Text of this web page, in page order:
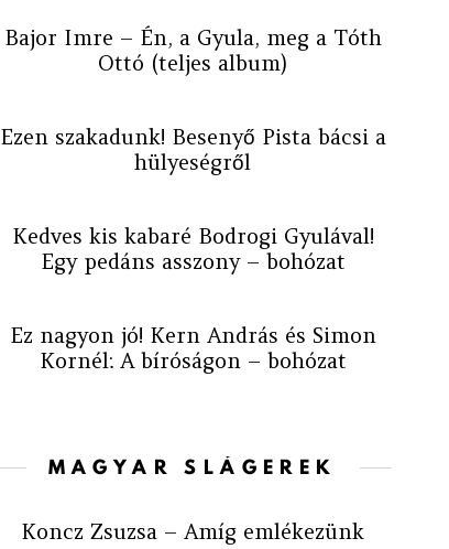
Bajor Imre – Én, a Gyula, meg a Tóth
Ottó (teljes album)
Ezen szakadunk! Besenyő Pista bácsi a
hülyeségről
Kedves kis kabaré Bodrogi Gyulával!
Egy pedáns asszony – bohózat
Ez nagyon jó! Kern András és Simon
Kornél: A bíróságon – bohózat
MAGYAR SLÁGEREK
Koncz Zsuzsa – Amíg emlékezünk